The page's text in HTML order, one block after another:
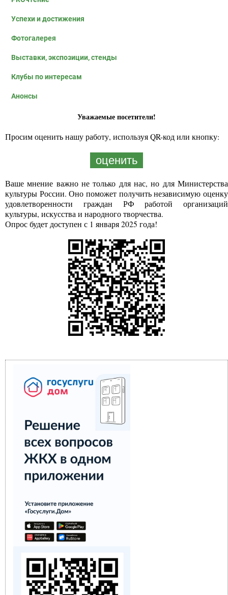
Успехи и достижения
Фотогалерея
Выставки, экспозиции, стенды
Клубы по интересам
Анонсы
Уважаемые посетители!
Просим оценить нашу работу, используя QR-код или кнопку:
оценить
Ваше мнение важно не только для нас, но для Министерства
культуры России. Оно поможет получить независимую оценку
удовлетворенности граждан РФ работой организаций
культуры, искусства и народного творчества.
Опрос будет доступен с 1 января 2025 года!